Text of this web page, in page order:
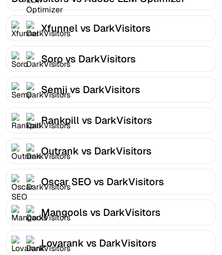
Xfunnel vs DarkVisitors
Soro vs DarkVisitors
Semji vs DarkVisitors
Rankpill vs DarkVisitors
Outrank vs DarkVisitors
Oscar SEO vs DarkVisitors
Mangools vs DarkVisitors
Lovarank vs DarkVisitors